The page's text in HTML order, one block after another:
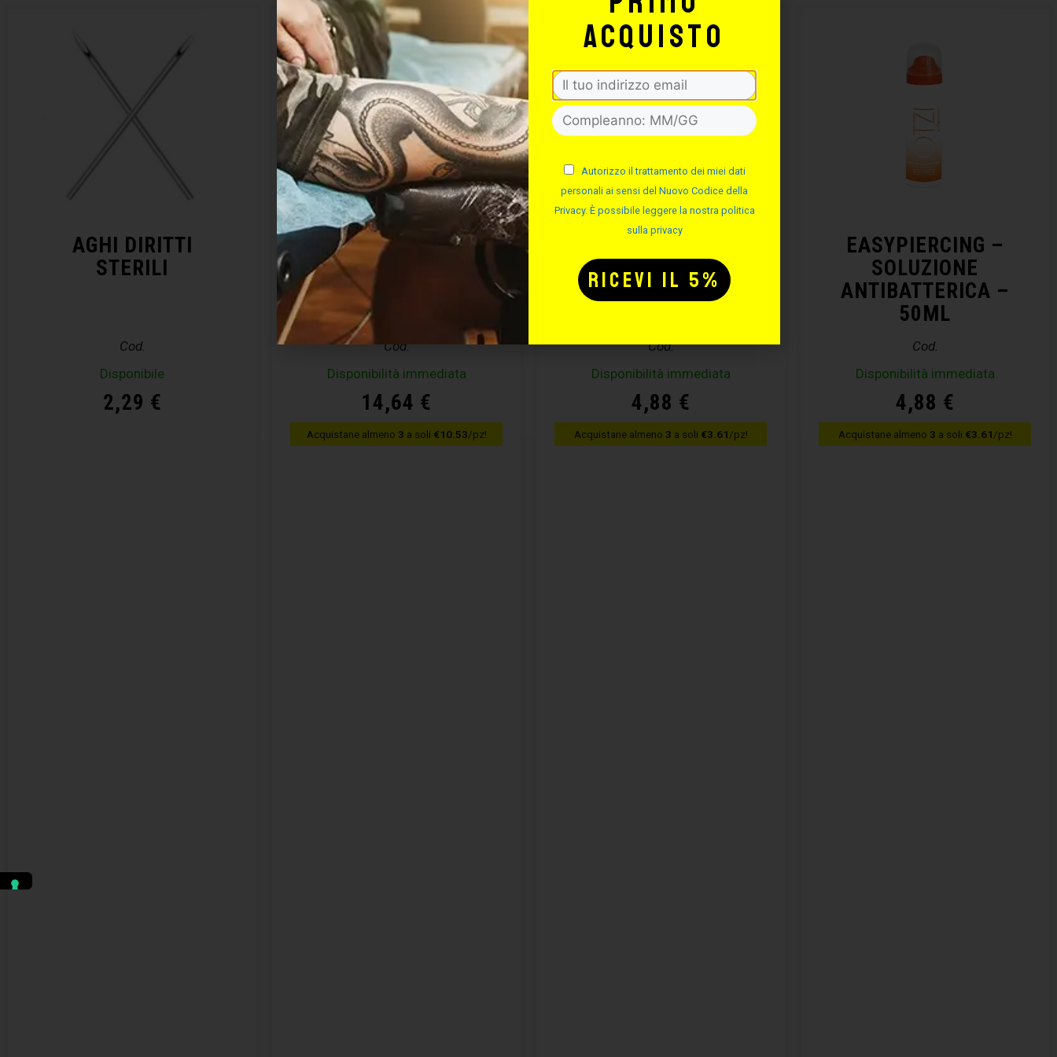
AGHI DIRITTI
STERILI
Cod.
Disponibile
2,29 €
KIT CURA PIERCING
– EASYPIERCING
Cod.
Disponibilità immediata
14,64 €
Acquistane almeno 3 a soli €10.53/pz!
SOLUZIONE SALINA
– 50ML
Cod.
Disponibilità immediata
4,88 €
Acquistane almeno 3 a soli €3.61/pz!
EASYPIERCING –
SOLUZIONE
ANTIBATTERICA –
50ML
Cod.
Disponibilità immediata
4,88 €
Acquistane almeno 3 a soli €3.61/pz!
acquisto
Autorizzo il trattamento dei miei dati
personali ai sensi del Nuovo Codice della
Privacy. È possibile leggere la nostra politica
sulla privacy